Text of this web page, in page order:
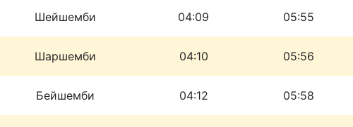
Шейшемби 04:09 05:55
Шаршемби 04:10 05:56
Бейшемби 04:12 05:58